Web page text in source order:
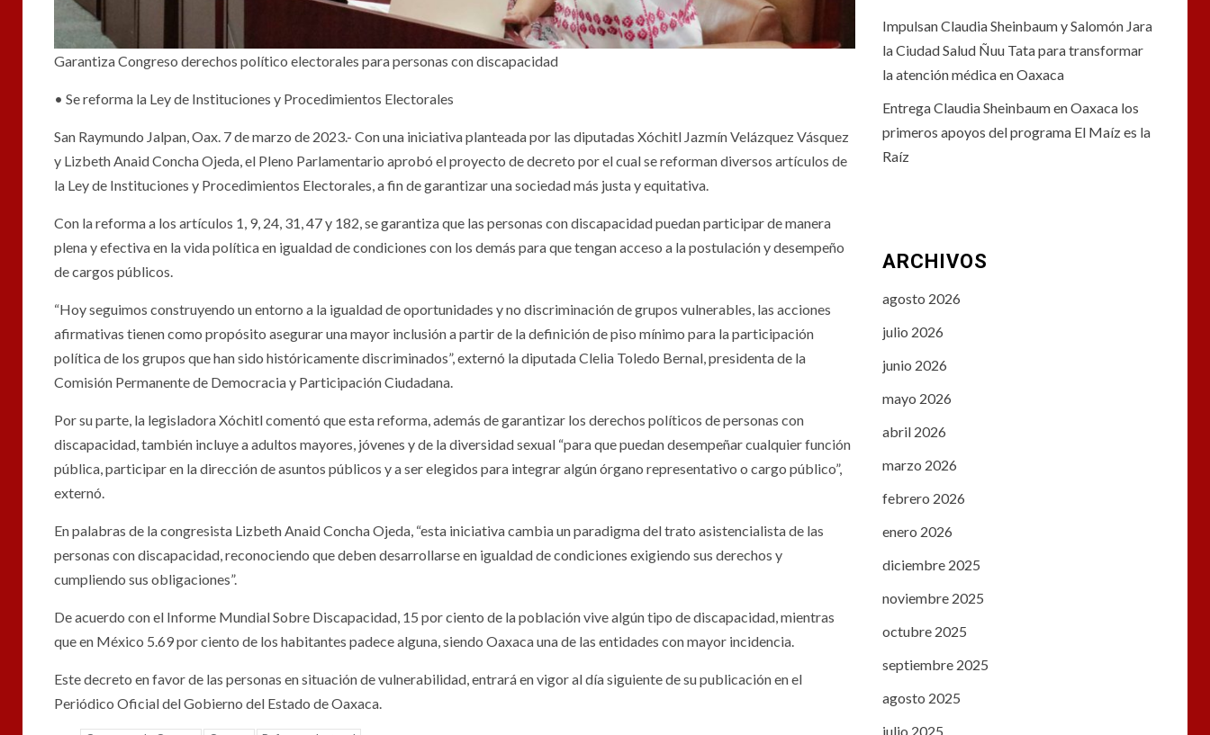
Garantiza Congreso derechos político electorales para personas con discapacidad
• Se reforma la Ley de Instituciones y Procedimientos Electorales
San Raymundo Jalpan, Oax. 7 de marzo de 2023.- Con una iniciativa planteada por las diputadas Xóchitl Jazmín Velázquez Vásquez
y Lizbeth Anaid Concha Ojeda, el Pleno Parlamentario aprobó el proyecto de decreto por el cual se reforman diversos artículos de
la Ley de Instituciones y Procedimientos Electorales, a fin de garantizar una sociedad más justa y equitativa.
Con la reforma a los artículos 1, 9, 24, 31, 47 y 182, se garantiza que las personas con discapacidad puedan participar de manera
plena y efectiva en la vida política en igualdad de condiciones con los demás para que tengan acceso a la postulación y desempeño
de cargos públicos.
“Hoy seguimos construyendo un entorno a la igualdad de oportunidades y no discriminación de grupos vulnerables, las acciones
afirmativas tienen como propósito asegurar una mayor inclusión a partir de la definición de piso mínimo para la participación
política de los grupos que han sido históricamente discriminados”, externó la diputada Clelia Toledo Bernal, presidenta de la
Comisión Permanente de Democracia y Participación Ciudadana.
Por su parte, la legisladora Xóchitl comentó que esta reforma, además de garantizar los derechos políticos de personas con
discapacidad, también incluye a adultos mayores, jóvenes y de la diversidad sexual “para que puedan desempeñar cualquier función
pública, participar en la dirección de asuntos públicos y a ser elegidos para integrar algún órgano representativo o cargo público”,
externó.
En palabras de la congresista Lizbeth Anaid Concha Ojeda, “esta iniciativa cambia un paradigma del trato asistencialista de las
personas con discapacidad, reconociendo que deben desarrollarse en igualdad de condiciones exigiendo sus derechos y
cumpliendo sus obligaciones”.
De acuerdo con el Informe Mundial Sobre Discapacidad, 15 por ciento de la población vive algún tipo de discapacidad, mientras
que en México 5.69 por ciento de los habitantes padece alguna, siendo Oaxaca una de las entidades con mayor incidencia.
Este decreto en favor de las personas en situación de vulnerabilidad, entrará en vigor al día siguiente de su publicación en el
Periódico Oficial del Gobierno del Estado de Oaxaca.
Impulsan Claudia Sheinbaum y Salomón Jara
la Ciudad Salud Ñuu Tata para transformar
la atención médica en Oaxaca
Entrega Claudia Sheinbaum en Oaxaca los
primeros apoyos del programa El Maíz es la
Raíz
ARCHIVOS
agosto 2026
julio 2026
junio 2026
mayo 2026
abril 2026
marzo 2026
febrero 2026
enero 2026
diciembre 2025
noviembre 2025
octubre 2025
septiembre 2025
agosto 2025
julio 2025